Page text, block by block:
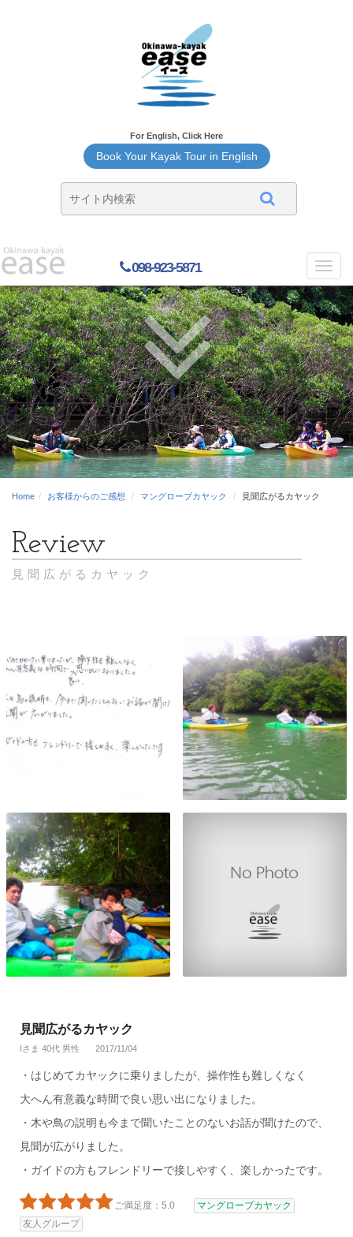
For English, Click Here
Book Your Kayak Tour in English
098-923-5871
Home お客様からのご感想 マングローブカヤック 見聞広がるカヤック
見聞広がるカヤック
見聞広がるカヤック
Iさま 40代 男性 2017/11/04
・はじめてカヤックに乗りましたが、操作性も難しくなく
大へん有意義な時間で良い思い出になりました。
・木や鳥の説明も今まで聞いたことのないお話が聞けたので、
見聞が広がりました。
・ガイドの方もフレンドリーで接しやすく、楽しかったです。
ご満足度：5.0
マングローブカヤック
友人グループ